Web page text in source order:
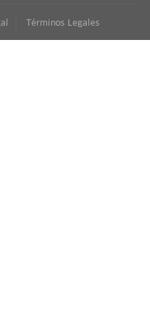
Términos Legales